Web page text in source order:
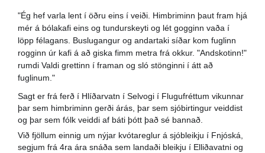
"Ég hef varla lent í öðru eins í veiði. Himbriminn þaut fram hjá
mér á bólakafi eins og tundurskeyti og lét gogginn vaða í
löpp félagans. Buslugangur og andartaki síðar kom fuglinn
rogginn úr kafi á að giska fimm metra frá okkur. "Andskotinn!"
rumdi Valdi grettinn í framan og sló stönginni í átt að
fuglinum."
Sagt er frá ferð í Hlíðarvatn í Selvogi í Flugufréttum vikunnar
þar sem himbriminn gerði árás, þar sem sjóbirtingur veiddist
og þar sem fólk veiddi af báti þótt það sé bannað.
Við fjöllum einnig um nýjar kvótareglur á sjóbleikju í Fnjóská,
segjum frá 4ra ára snáða sem landaði bleikju í Elliðavatni og